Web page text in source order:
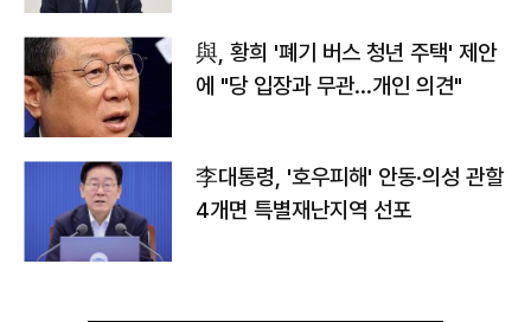
與, 황희 '폐기 버스 청년 주택' 제안
에 "당 입장과 무관…개인 의견"
李대통령, '호우피해' 안동·의성 관할
4개면 특별재난지역 선포